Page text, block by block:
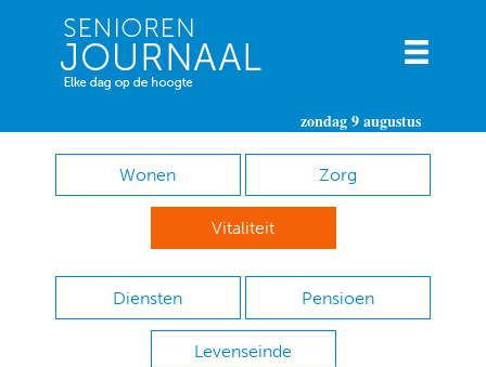
zondag 9 augustus
Wonen Zorg
Vitaliteit
Diensten Pensioen
Levenseinde